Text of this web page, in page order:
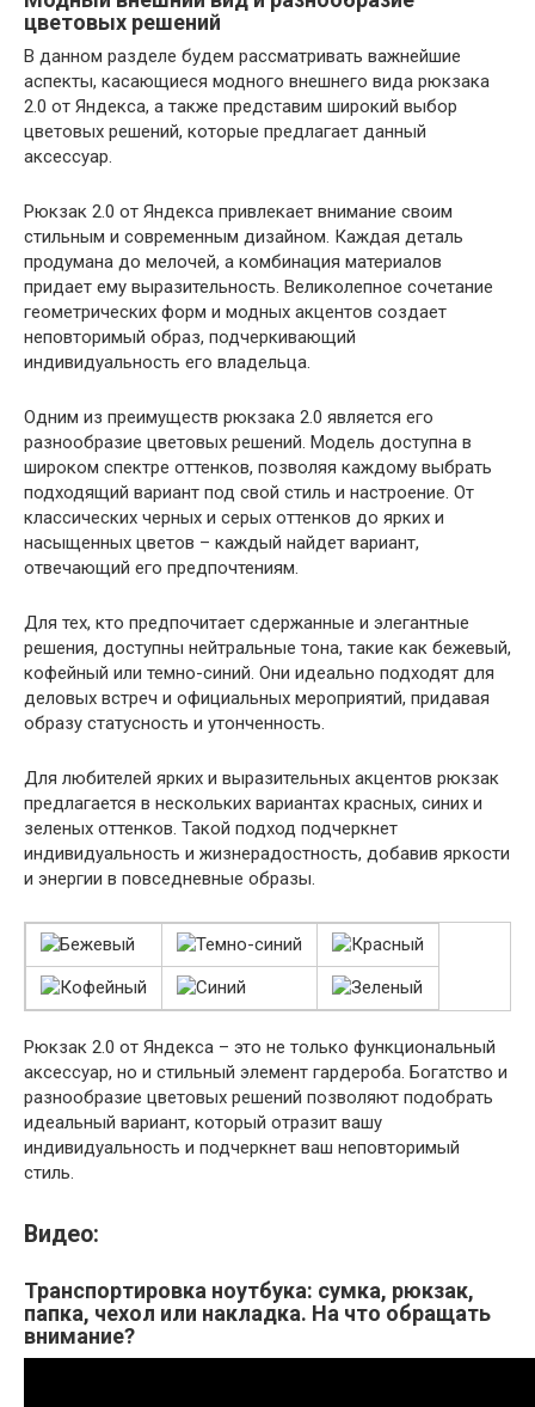
цветовых решений
В данном разделе будем рассматривать важнейшие
аспекты, касающиеся модного внешнего вида рюкзака
2.0 от Яндекса, а также представим широкий выбор
цветовых решений, которые предлагает данный
аксессуар.
Рюкзак 2.0 от Яндекса привлекает внимание своим
стильным и современным дизайном. Каждая деталь
продумана до мелочей, а комбинация материалов
придает ему выразительность. Великолепное сочетание
геометрических форм и модных акцентов создает
неповторимый образ, подчеркивающий
индивидуальность его владельца.
Одним из преимуществ рюкзака 2.0 является его
разнообразие цветовых решений. Модель доступна в
широком спектре оттенков, позволяя каждому выбрать
подходящий вариант под свой стиль и настроение. От
классических черных и серых оттенков до ярких и
насыщенных цветов – каждый найдет вариант,
отвечающий его предпочтениям.
Для тех, кто предпочитает сдержанные и элегантные
решения, доступны нейтральные тона, такие как бежевый,
кофейный или темно-синий. Они идеально подходят для
деловых встреч и официальных мероприятий, придавая
образу статусность и утонченность.
Для любителей ярких и выразительных акцентов рюкзак
предлагается в нескольких вариантах красных, синих и
зеленых оттенков. Такой подход подчеркнет
индивидуальность и жизнерадостность, добавив яркости
и энергии в повседневные образы.
Рюкзак 2.0 от Яндекса – это не только функциональный
аксессуар, но и стильный элемент гардероба. Богатство и
разнообразие цветовых решений позволяют подобрать
идеальный вариант, который отразит вашу
индивидуальность и подчеркнет ваш неповторимый
стиль.
Видео:
Транспортировка ноутбука: сумка, рюкзак,
папка, чехол или накладка. На что обращать
внимание?